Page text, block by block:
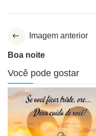
Imagem anterior
Boa noite
Você pode gostar